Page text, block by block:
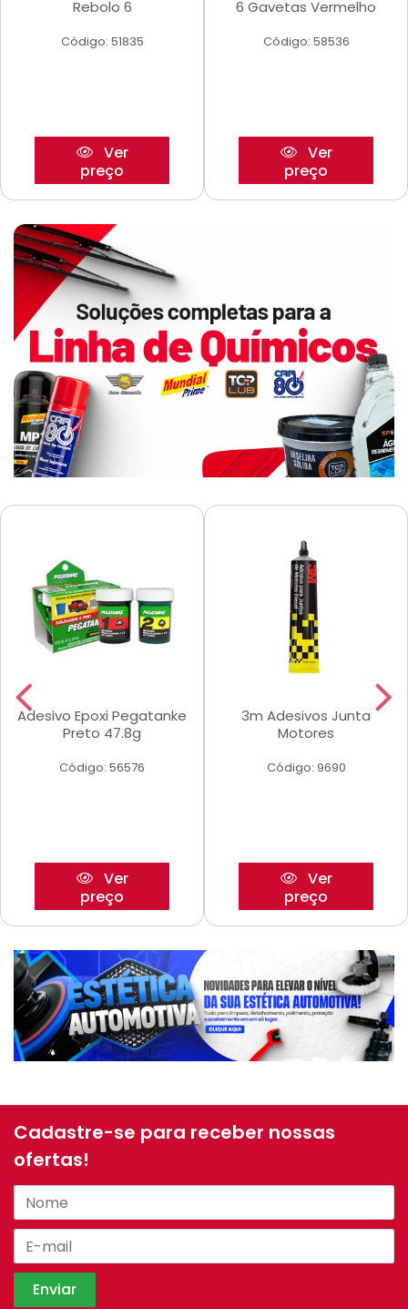
Rebolo 6
Código: 51835
Ver
preço
6 Gavetas Vermelho
Código: 58536
Ver
preço
Adesivo Epoxi Pegatanke
Preto 47.8g
Código: 56576
Ver
preço
3m Adesivos Junta
Motores
Código: 9690
Ver
preço
Cadastre-se para receber nossas
ofertas!